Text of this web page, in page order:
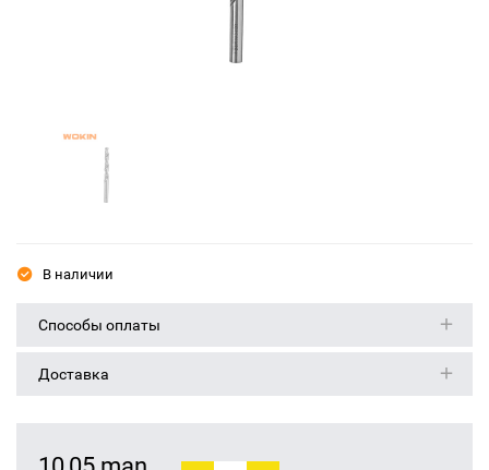
В наличии
Способы оплаты
Доставка